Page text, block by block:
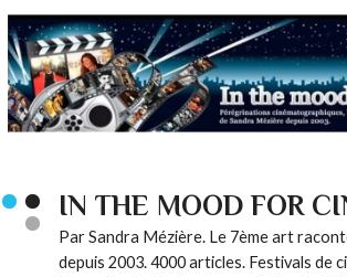
IN THE MOOD FOR
Par Sandra Mézière. Le 7ème art
depuis 2003. 4000 articles. Festivals de